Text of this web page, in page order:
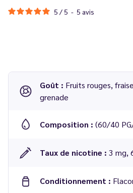
5 / 5 - 5 avis
Goût : Fruits rouges,
grenade
Composition : (60/40
Taux de nicotine : 3 mg,
Conditionnement :